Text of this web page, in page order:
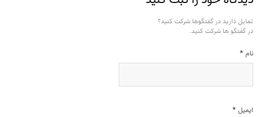
تمایل دارید در گفتگوها شرکت کنید؟
در گفتگو ها شرکت کنید.
نام *
ایمیل *